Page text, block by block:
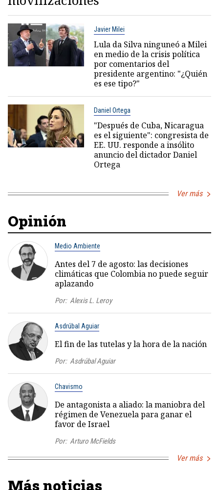
Javier Milei
Lula da Silva ninguneó a Milei
en medio de la crisis política
por comentarios del
presidente argentino: "¿Quién
es ese tipo?"
Daniel Ortega
"Después de Cuba, Nicaragua
es el siguiente": congresista de
EE. UU. responde a insólito
anuncio del dictador Daniel
Ortega
Ver más
Opinión
Medio Ambiente
Antes del 7 de agosto: las decisiones
climáticas que Colombia no puede seguir
aplazando
Por: Alexis L. Leroy
Asdrúbal Aguiar
El fin de las tutelas y la hora de la nación
Por: Asdrúbal Aguiar
Chavismo
De antagonista a aliado: la maniobra del
régimen de Venezuela para ganar el
favor de Israel
Por: Arturo McFields
Ver más
Más noticias